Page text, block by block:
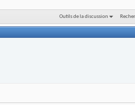
Outils de la discussion